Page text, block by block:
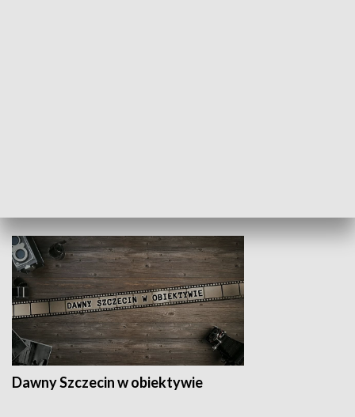
Dawny Szczecin w obiektywie